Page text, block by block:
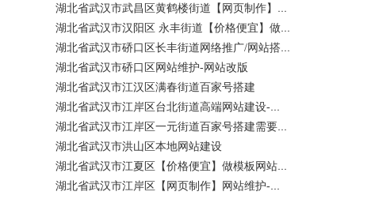
湖北省武汉市武昌区黄鹤楼街道【网页制作】网站维护
湖北省武汉市汉阳区 永丰街道【价格便宜】做模板网站 咨询服务
湖北省武汉市硚口区长丰街道网络推广/网站搭建需要多少钱？
湖北省武汉市硚口区网站维护-网站改版
湖北省武汉市江汉区满春街道百家号搭建
湖北省武汉市江岸区台北街道高端网站建设-【网站建设】做一个网站大概需要多少钱？
湖北省武汉市江岸区一元街道百家号搭建需要多少钱？
湖北省武汉市洪山区本地网站建设
湖北省武汉市江夏区【价格便宜】做模板网站需要多少钱？
湖北省武汉市江岸区【网页制作】网站维护-网站改版